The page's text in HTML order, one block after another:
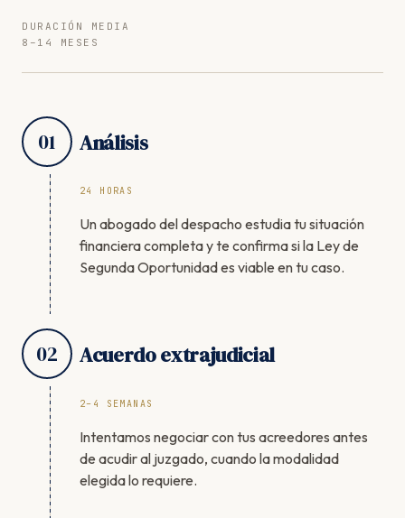
DURACIÓN MEDIA
8–14 MESES
01 Análisis
24 HORAS
Un abogado del despacho estudia tu situación
financiera completa y te confirma si la Ley de
Segunda Oportunidad es viable en tu caso.
02 Acuerdo extrajudicial
2–4 SEMANAS
Intentamos negociar con tus acreedores antes
de acudir al juzgado, cuando la modalidad
elegida lo requiere.